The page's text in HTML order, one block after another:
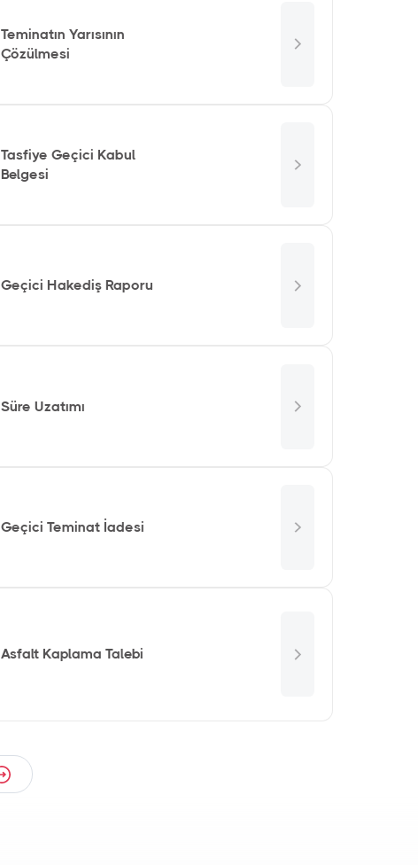
Teminatın Yarısının
Çözülmesi
Tasfiye Geçici Kabul
Belgesi
Geçici Hakediş Raporu
Süre Uzatımı
Geçici Teminat İadesi
Asfalt Kaplama Talebi